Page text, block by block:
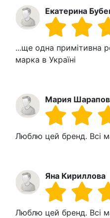
Екатерина
...ще одна примітивна
марка в Україні
Мария
Люблю цей бренд. Всі
Яна Кириллова
Люблю цей бренд. Всі